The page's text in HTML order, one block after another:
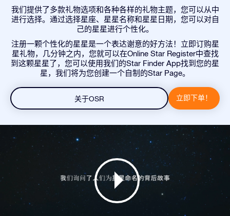
我们提供了多款礼物选项和各种各样的礼物主题，您可以从中
进行选择。通过选择星座、星星名称和星星日期，您可以对自
己的星星进行个性化。
注册一颗个性化的星星是一个表达谢意的好方法！立即订购星
星礼物，几分钟之内，您就可以在Online Star Register中查找
到这颗星星了，您可以使用我们的Star Finder App找到您的星
星，我们将为您创建一个自制的Star Page。
关于OSR 立即下单！